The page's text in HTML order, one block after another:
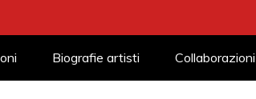
Biografie artisti Collaborazioni